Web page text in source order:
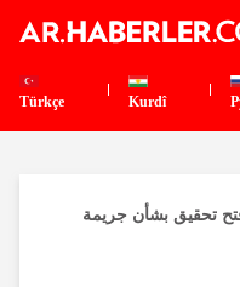
Kurdî
Türkçe
تحقيق بشأن جريمة